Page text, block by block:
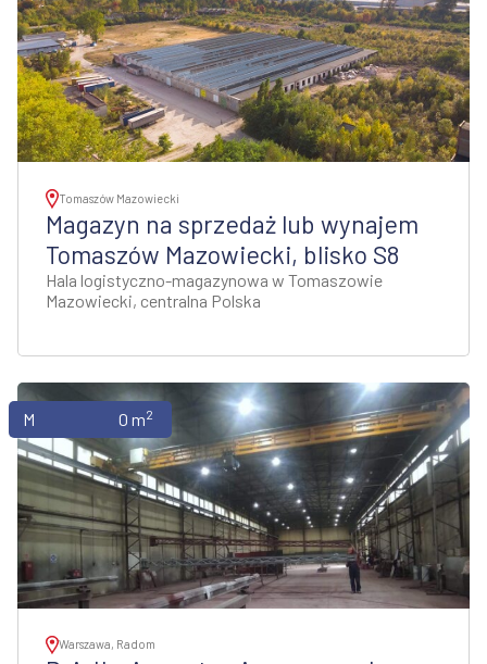
Tomaszów Mazowiecki
Magazyn na sprzedaż lub wynajem
Tomaszów Mazowiecki, blisko S8
Hala logistyczno-magazynowa w Tomaszowie
Mazowiecki, centralna Polska
Magazyny 0 m2
Warszawa, Radom